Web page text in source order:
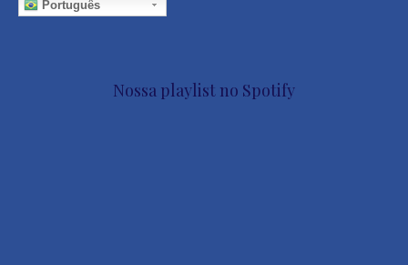
Português
Nossa playlist no Spotify